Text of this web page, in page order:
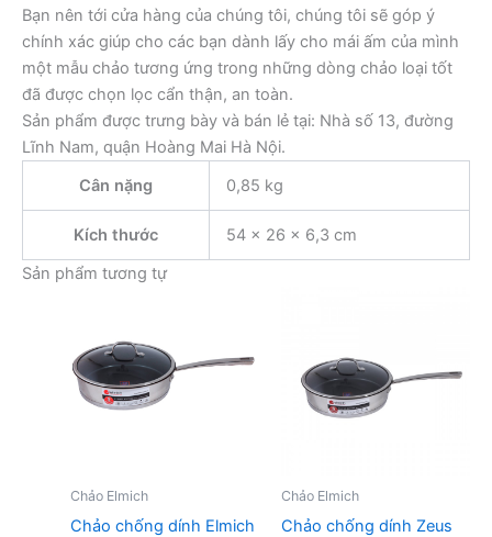
Bạn nên tới cửa hàng của chúng tôi, chúng tôi sẽ góp ý
chính xác giúp cho các bạn dành lấy cho mái ấm của mình
một mẫu chảo tương ứng trong những dòng chảo loại tốt
đã được chọn lọc cẩn thận, an toàn.
Sản phẩm được trưng bày và bán lẻ tại: Nhà số 13, đường
Lĩnh Nam, quận Hoàng Mai Hà Nội.
Cân nặng
0,85 kg
Kích thước
54 × 26 × 6,3 cm
Sản phẩm tương tự
Chảo Elmich
Chảo chống dính Elmich
Chảo Elmich
Chảo chống dính Zeus